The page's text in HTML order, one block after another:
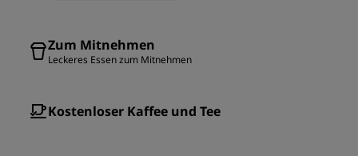
Zum Mitnehmen
Leckeres Essen zum Mitnehmen
Kostenloser Kaffee und Tee